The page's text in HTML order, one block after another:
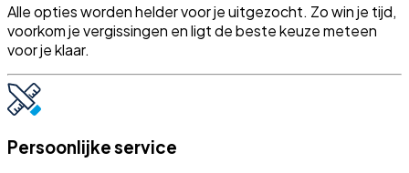
Alle opties worden helder voor je uitgezocht. Zo win je tijd,
voorkom je vergissingen en ligt de beste keuze meteen
voor je klaar.
Persoonlijke service